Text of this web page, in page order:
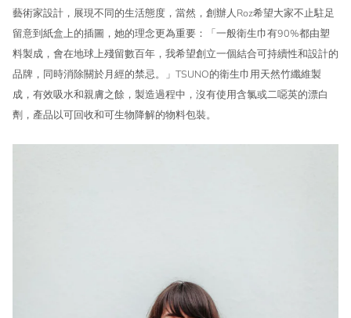
藝術家設計，展現不同的生活態度，當然，創辦人Roz希望大家不止駐足
留意到紙盒上的插圖，她的理念更為重要：「一般衛生巾有90%都由塑
料製成，會在地球上殘留數百年，我希望創立一個結合可持續性和設計的
品牌，同時消除關於月經的禁忌。」TSUNO的衛生巾用天然竹纖維製
成，有效吸水和親膚之餘，製造過程中，沒有使用含氯或二噁英的漂白
劑，產品以可回收和可生物降解的物料包裝。